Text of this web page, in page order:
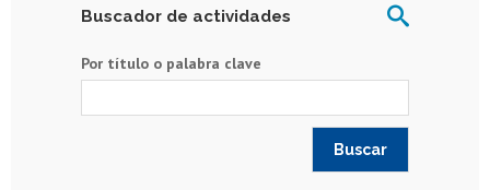
Buscador de actividades
Por título o palabra clave